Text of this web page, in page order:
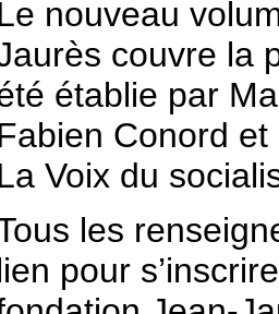
nouveau
couvre la
établie par
Conord
Voix du
les
pour